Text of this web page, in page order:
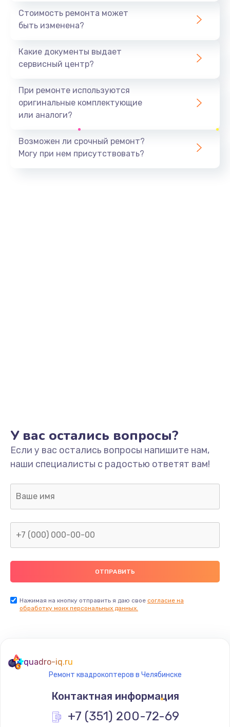
1440 руб.
Ремонт южного моста
Замена батарейки BIOS
Заказать
Замена/Pемонт карбюратора
1300 руб.
Заказать
Ремонт капиллярной трубки
400 руб.
Заказать
Замена термостата
1200 руб.
Заказать
Стоимость ремонта может
быть изменена?
Какие документы выдает
сервисный центр?
При ремонте используются
оригинальные комплектующие
или аналоги?
Возможен ли срочный ремонт?
Могу при нем присутствовать?
У вас остались вопросы?
Если у вас остались вопросы напишите нам,
наши специалисты с радостью ответят вам!
Нажимая на кнопку отправить я даю свое согласие на
обработку моих персональных данных.
quadro-iq.ru
Ремонт квадрокоптеров в Челябинске
Контактная информация
+7 (351) 200-72-69